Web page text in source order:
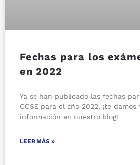
Fechas para los
en 2022
Ya se han publicado las fechas
CCSE para el año 2022, ¡te damos
información en nuestro blog!
LEER MÁS »